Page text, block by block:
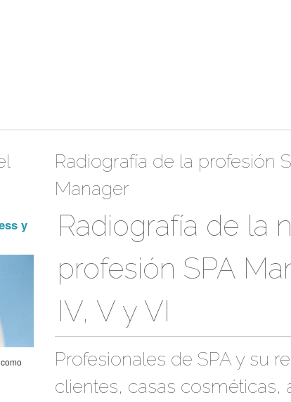
y
Radiografía de la profesión
Manager
Radiografía de la
profesión SPA
IV, V y VI
Profesionales de SPA y su
clientes, casas cosméticas,